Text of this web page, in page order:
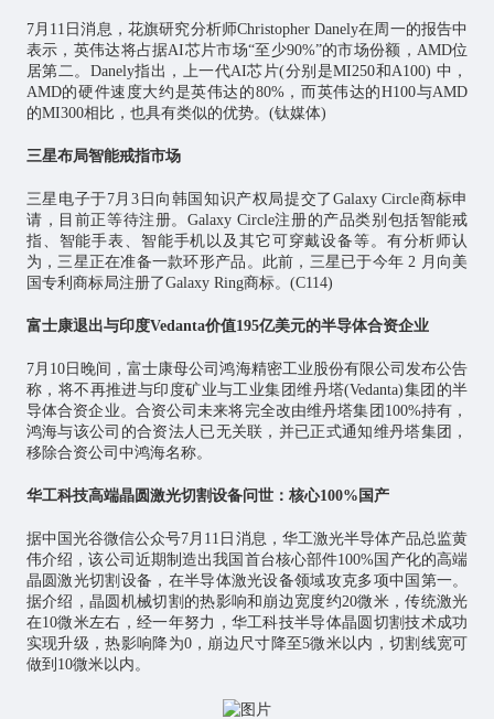
7月11日消息，花旗研究分析师Christopher Danely在周一的报告中
表示，英伟达将占据AI芯片市场“至少90%”的市场份额，AMD位
居第二。Danely指出，上一代AI芯片(分别是MI250和A100) 中，
AMD的硬件速度大约是英伟达的80%，而英伟达的H100与AMD
的MI300相比，也具有类似的优势。(钛媒体)
三星布局智能戒指市场
三星电子于7月3日向韩国知识产权局提交了Galaxy Circle商标申
请，目前正等待注册。Galaxy Circle注册的产品类别包括智能戒
指、智能手表、智能手机以及其它可穿戴设备等。有分析师认
为，三星正在准备一款环形产品。此前，三星已于今年 2 月向美
国专利商标局注册了Galaxy Ring商标。(C114)
富士康退出与印度Vedanta价值195亿美元的半导体合资企业
7月10日晚间，富士康母公司鸿海精密工业股份有限公司发布公告
称，将不再推进与印度矿业与工业集团维丹塔(Vedanta)集团的半
导体合资企业。合资公司未来将完全改由维丹塔集团100%持有，
鸿海与该公司的合资法人已无关联，并已正式通知维丹塔集团，
移除合资公司中鸿海名称。
华工科技高端晶圆激光切割设备问世：核心100%国产
据中国光谷微信公众号7月11日消息，华工激光半导体产品总监黄
伟介绍，该公司近期制造出我国首台核心部件100%国产化的高端
晶圆激光切割设备，在半导体激光设备领域攻克多项中国第一。
据介绍，晶圆机械切割的热影响和崩边宽度约20微米，传统激光
在10微米左右，经一年努力，华工科技半导体晶圆切割技术成功
实现升级，热影响降为0，崩边尺寸降至5微米以内，切割线宽可
做到10微米以内。